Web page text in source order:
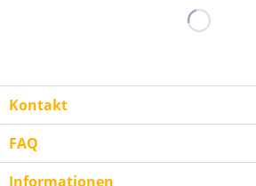
Kontakt
FAQ
Informationen